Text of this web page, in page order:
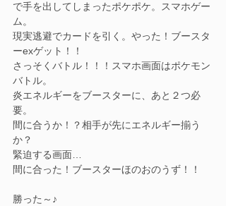
で手を出してしまったポケポケ。スマホゲー
ム。
現実逃避でカードを引く。やった！ブースタ
ーexゲット！！
さっそくバトル！！！スマホ画面はポケモン
バトル。
炎エネルギーをブースターに、あと２つ必
要。
間に合うか！？相手が先にエネルギー揃う
か？
緊迫する画面…
間に合った！ブースターほのおのうず！！
勝った～♪